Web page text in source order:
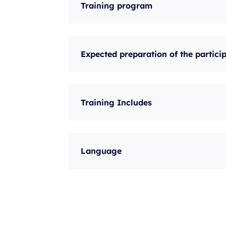
Training program
Expected preparation of the
Training Includes
Language